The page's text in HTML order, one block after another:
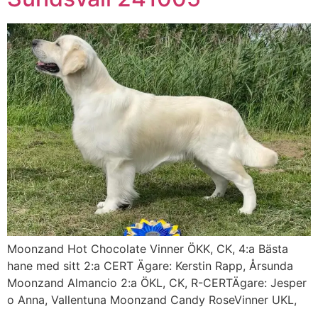
Moonzand Hot Chocolate Vinner ÖKK, CK, 4:a Bästa
hane med sitt 2:a CERT Ägare: Kerstin Rapp, Årsunda
Moonzand Almancio 2:a ÖKL, CK, R-CERTÄgare: Jesper
o Anna, Vallentuna Moonzand Candy RoseVinner UKL,